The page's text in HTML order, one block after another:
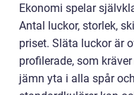
Ekonomi spelar
Antal luckor, storlek,
priset. Släta luckor är
profilerade, som
jämn yta i alla spår